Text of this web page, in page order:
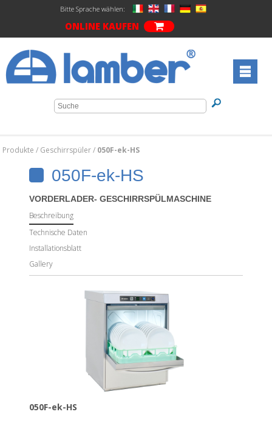
Bitte Sprache wählen:
ONLINE KAUFEN
Produkte/ Geschirrspüler/ 050F-ek-HS
050F-ek-HS
VORDERLADER- GESCHIRRSPÜLMASCHINE
Beschreibung
Technische Daten
Installationsblatt
Gallery
050F-ek-HS